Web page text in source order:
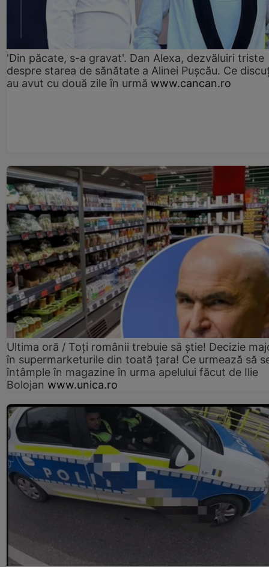
'Din păcate, s-a gravat'. Dan Alexa, dezvăluiri triste
despre starea de sănătate a Alinei Pușcău. Ce
au avut cu două zile în urmă www.cancan.ro
Ultima oră / Toți românii trebuie să știe! Decizie
în supermarketurile din toată țara! Ce urmează să
întâmple în magazine în urma apelului făcut de Ilie
Bolojan www.unica.ro